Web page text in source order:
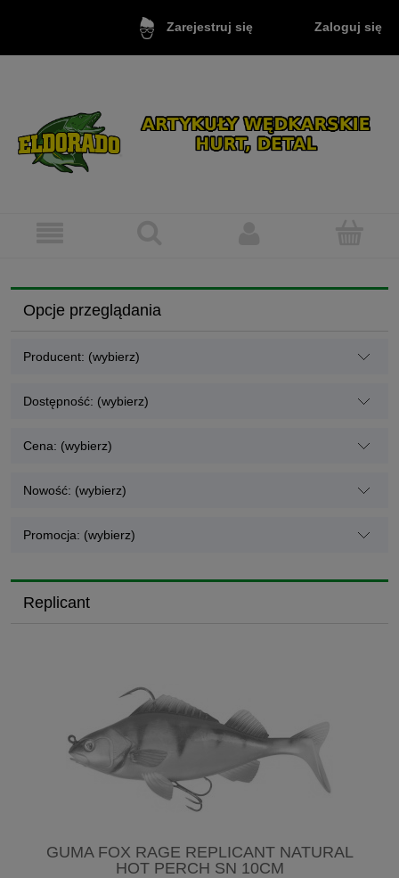
Zarejestruj się Zaloguj się
Opcje przeglądania
Producent: (wybierz)
Dostępność: (wybierz)
Cena: (wybierz)
Nowość: (wybierz)
Promocja: (wybierz)
Replicant
GUMA FOX RAGE REPLICANT NATURAL
HOT PERCH SN 10CM